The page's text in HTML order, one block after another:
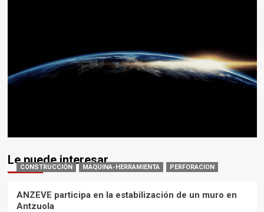
Le puede interesar
CONSTRUCCIÓN MAQUINA-HERRAMIENTA PERFORACION
ANZEVE participa en la estabilización de un muro en
Antzuola